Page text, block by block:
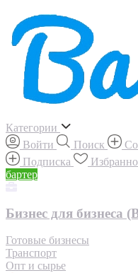
Категории
Войти
Поиск
Подписка
бартер
Бизнес для бизнеса
Готовые бизнесы
Транспорт
Опт и сырье